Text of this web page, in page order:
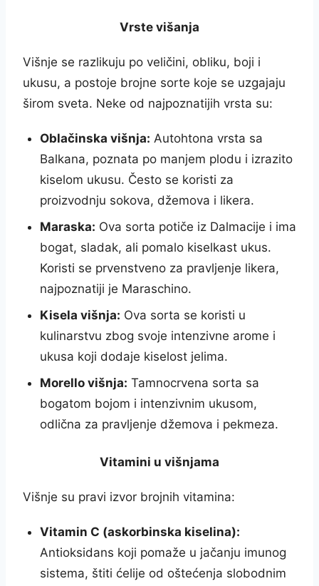
Vrste višanja
Višnje se razlikuju po veličini, obliku, boji i
ukusu, a postoje brojne sorte koje se uzgajaju
širom sveta. Neke od najpoznatijih vrsta su:
Oblačinska višnja: Autohtona vrsta sa
Balkana, poznata po manjem plodu i izrazito
kiselom ukusu. Često se koristi za
proizvodnju sokova, džemova i likera.
Maraska: Ova sorta potiče iz Dalmacije i ima
bogat, sladak, ali pomalo kiselkast ukus.
Koristi se prvenstveno za pravljenje likera,
najpoznatiji je Maraschino.
Kisela višnja: Ova sorta se koristi u
kulinarstvu zbog svoje intenzivne arome i
ukusa koji dodaje kiselost jelima.
Morello višnja: Tamnocrvena sorta sa
bogatom bojom i intenzivnim ukusom,
odlična za pravljenje džemova i pekmeza.
Vitamini u višnjama
Višnje su pravi izvor brojnih vitamina:
Vitamin C (askorbinska kiselina):
Antioksidans koji pomaže u jačanju imunog
sistema, štiti ćelije od oštećenja slobodnim